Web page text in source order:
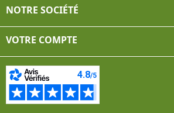
NOTRE SOCIÉTÉ
VOTRE COMPTE